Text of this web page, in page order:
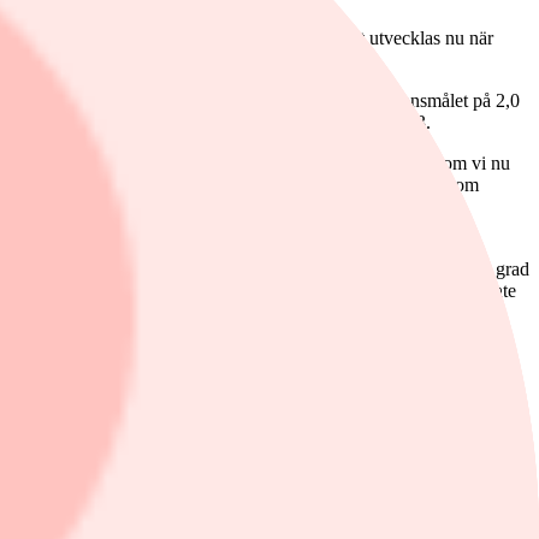
osäkerhet kring hur energipriserna kommer att utvecklas nu när
redan under tidig höst nästa år krypa ner till inflationsmålet på 2,0
kommer att dämpas påtagligt under loppet av 2023.
under hela 2023. Den stora kostnadsimpuls som vi nu
att utvecklas under 2023. För även om de löneutspel som
än under senare år och till det tillkommer en viss
stigande varsel.
stigit efter inflationssiffrorna för oktober. Det börjar i allt högre grad
nöjer sig med en höjning på 0,50 procentenheter för att inte